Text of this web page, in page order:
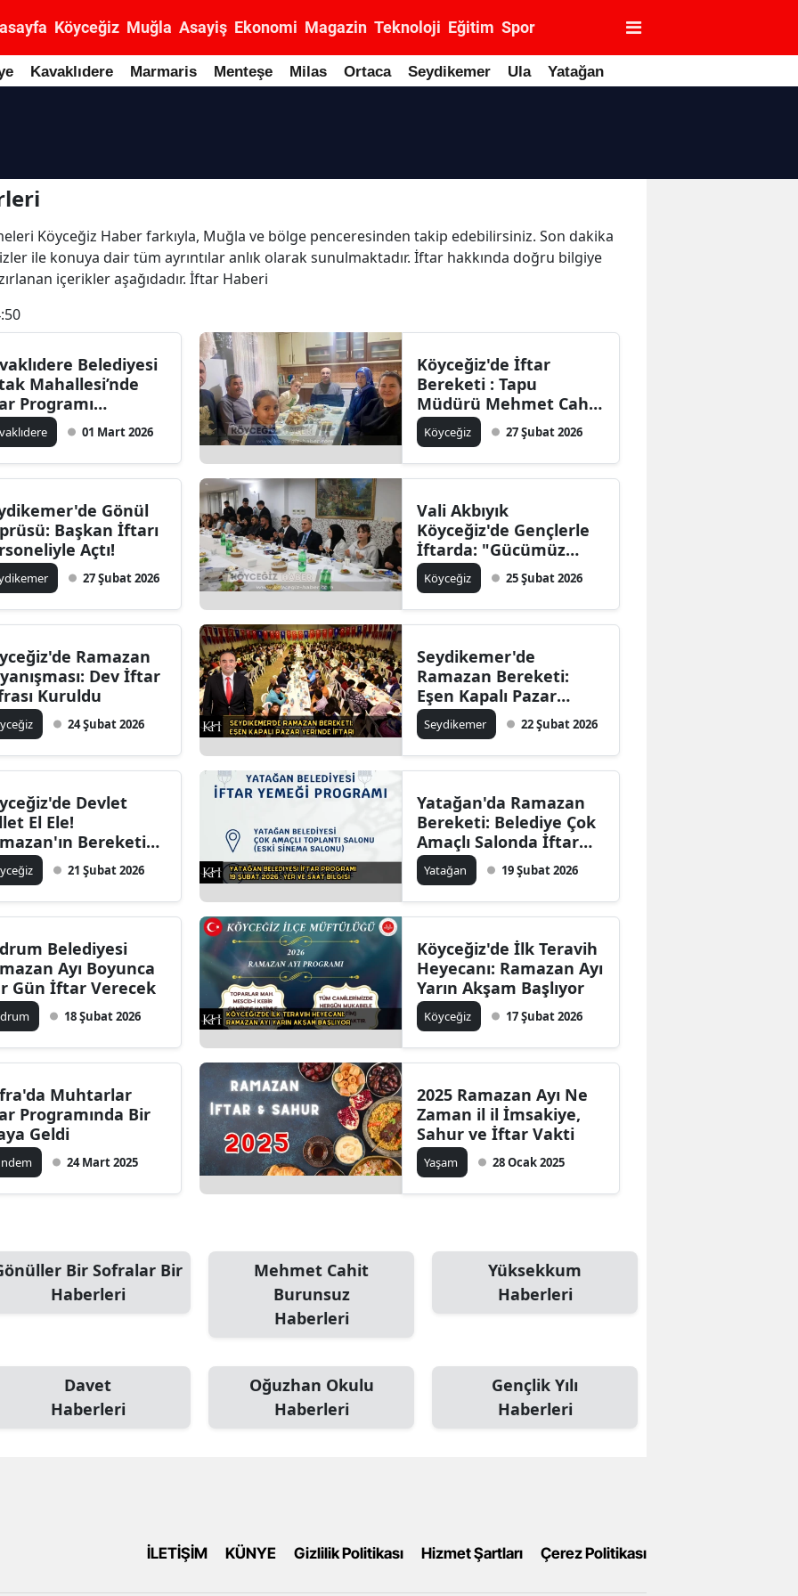
Köyceğiz Muğla Asayiş Ekonomi Magazin Teknoloji Eğitim Spor
Kavaklıdere Marmaris Menteşe Milas Ortaca Seydikemer Ula Yatağan
Köyceğiz Haber farkıyla, Muğla ve bölge penceresinden takip edebilirsiniz. Son dakika
ile konuya dair tüm ayrıntılar anlık olarak sunulmaktadır. İftar hakkında doğru bilgiye
içerikler aşağıdadır. İftar Haberi
Belediyesi
Mahallesi’nde
Programı
01 Mart 2026
Köyceğiz'de İftar
Bereketi : Tapu
Müdürü Mehmet Cahit
Burunsuz Gönül
Sofrasında!
Köyceğiz 27 Şubat 2026
Gönül
Başkan İftarı
Açtı!
27 Şubat 2026
Vali Akbıyık
Köyceğiz'de Gençlerle
İftarda: "Gücümüz
Sizsiniz"
Köyceğiz 25 Şubat 2026
Ramazan
Dev İftar
Kuruldu
24 Şubat 2026
Seydikemer'de
Ramazan Bereketi:
Eşen Kapalı Pazar
Yeri'nde İftar!
Seydikemer 22 Şubat 2026
Devlet
El Ele!
Bereketi
21 Şubat 2026
Yatağan'da Ramazan
Bereketi: Belediye Çok
Amaçlı Salonda İftar
Verecek!
Yatağan 19 Şubat 2026
Belediyesi
Ayı Boyunca
Gün İftar Verecek
18 Şubat 2026
Köyceğiz'de İlk Teravih
Heyecanı: Ramazan Ayı
Yarın Akşam Başlıyor
Köyceğiz 17 Şubat 2026
Muhtarlar
Programında Bir
Geldi
24 Mart 2025
2025 Ramazan Ayı Ne
Zaman il il İmsakiye,
Sahur ve İftar Vakti
Yaşam 28 Ocak 2025
Bir Sofralar Bir
Haberleri
Mehmet Cahit
Burunsuz
Haberleri
Yüksekkum
Haberleri
Davet
Haberleri
Oğuzhan Okulu
Haberleri
Gençlik Yılı
Haberleri
İLETİŞİM KÜNYE Gizlilik Politikası Hizmet Şartları Çerez Politikası